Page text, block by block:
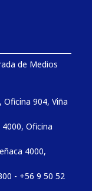
de Medios
904, Viña
Oficina
4000,
- +56 9 50 52